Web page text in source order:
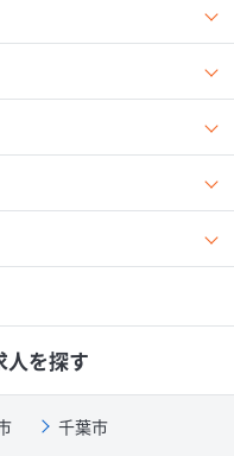
人を探す
千葉市